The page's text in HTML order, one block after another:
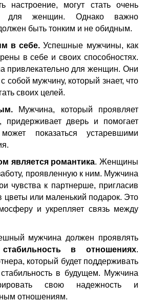
настроение, могут стать очень
для женщин. Однако важно
быть тонким и не обидным.
в себе. Успешные мужчины, как
в себе и своих способностях.
привлекательно для женщин. Они
собой мужчину, который знает, что
своих целей.
Мужчина, который проявляет
дверь и помогает
показаться устаревшими
является романтика. Женщины
проявленную к ним. Мужчина
чувства к партнерше, пригласив
цветы или маленький подарок. Это
и укрепляет связь между
мужчина должен проявлять
в отношениях.
который будет поддерживать
в будущем. Мужчина
свою надежность и
отношениям.